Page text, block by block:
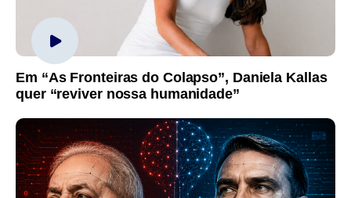
Em “As Fronteiras do Colapso”, Daniela Kallas
quer “reviver nossa humanidade”